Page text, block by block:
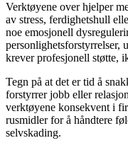
Verktøyene over hjelper
av stress, ferdighetshull
noe emosjonell
personlighetsforstyrrelser,
krever profesjonell støtte,
Tegn på at det er tid å
forstyrrer jobb eller
verktøyene konsekvent i
rusmidler for å håndtere
selvskading.